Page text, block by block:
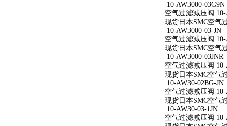
10-AW3000-03G9N
空气过滤减压阀 10-
现货日本SMC空气
10-AW3000-03-JN
空气过滤减压阀 10-
现货日本SMC空气
10-AW3000-03JNR
空气过滤减压阀 10-
现货日本SMC空气
10-AW30-02BG-JN
空气过滤减压阀 10-
现货日本SMC空气
10-AW30-03-1JN
空气过滤减压阀 10-